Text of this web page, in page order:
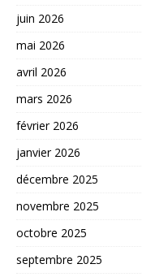
juin 2026
mai 2026
avril 2026
mars 2026
février 2026
janvier 2026
décembre 2025
novembre 2025
octobre 2025
septembre 2025